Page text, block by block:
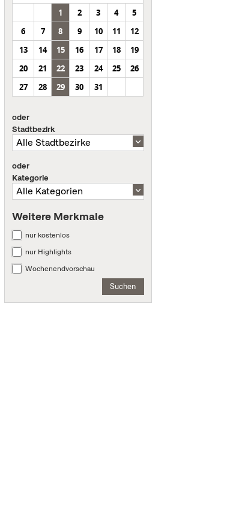
1
2 3 4
5
6
7 8 9 10 11
12
13
14 15 16 17 18
19
20
21 22 23 24 25
26
27
28 29 30 31
oder
Stadtbezirk
oder
Kategorie
Weitere Merkmale
nur kostenlos
nur Highlights
Wochenendvorschau
Suchen